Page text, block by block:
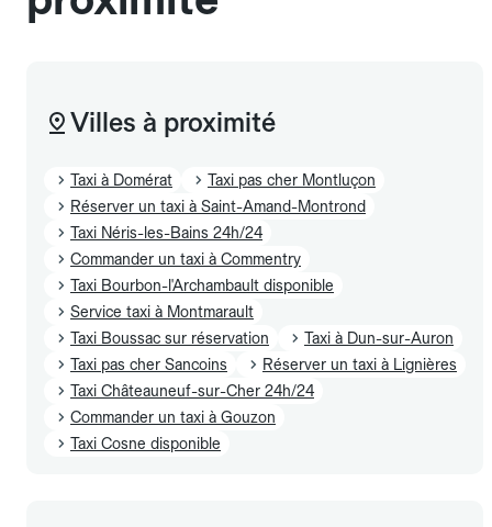
Villes à proximité
Taxi à Domérat
Taxi pas cher Montluçon
Réserver un taxi à Saint-Amand-Montrond
Taxi Néris-les-Bains 24h/24
Commander un taxi à Commentry
Taxi Bourbon-l'Archambault disponible
Service taxi à Montmarault
Taxi Boussac sur réservation
Taxi à Dun-sur-Auron
Taxi pas cher Sancoins
Réserver un taxi à Lignières
Taxi Châteauneuf-sur-Cher 24h/24
Commander un taxi à Gouzon
Taxi Cosne disponible